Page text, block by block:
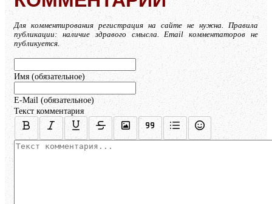
Для комментирования регистрация на сайте не нужна. Правила
публикации: наличие здравого смысла. Email комментаторов не
публикуется.
Имя (обязательное)
E-Mail (обязательное)
Текст комментария